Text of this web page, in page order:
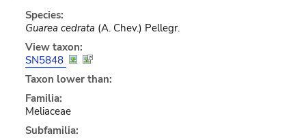
Species:
Guarea cedrata (A. Chev.) Pellegr.
View taxon:
SN5848
Taxon lower than:
Familia:
Meliaceae
Subfamilia: